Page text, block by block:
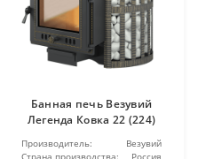
Банная печь Везувий
Легенда Ковка 22 (224)
Производитель:
Везувий
Страна производства:
Россия